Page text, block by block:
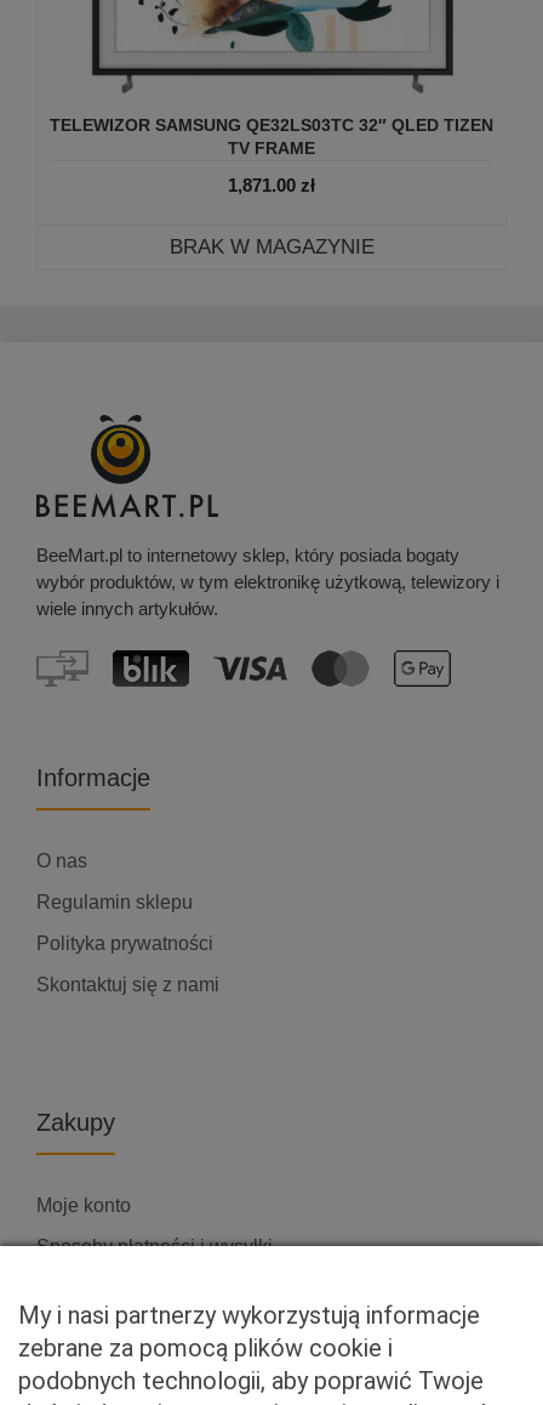
TELEWIZOR SAMSUNG QE32LS03TC 32″ QLED TIZEN
TV FRAME
1,871.00 zł
BRAK W MAGAZYNIE
BeeMart.pl to internetowy sklep, który posiada bogaty
wybór produktów, w tym elektronikę użytkową, telewizory i
wiele innych artykułów.
Informacje
O nas
Regulamin sklepu
Polityka prywatności
Skontaktuj się z nami
Zakupy
Moje konto
Sposoby płatności i wysyłki
Właściciel serwisu
My i nasi partnerzy wykorzystują informacje
zebrane za pomocą plików cookie i
podobnych technologii, aby poprawić Twoje